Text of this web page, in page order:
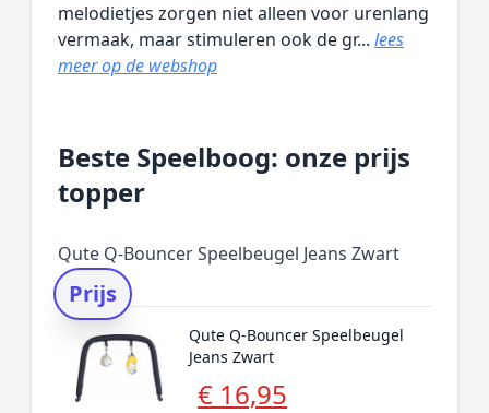
melodietjes zorgen niet alleen voor urenlang
vermaak, maar stimuleren ook de gr... lees
meer op de webshop
Beste Speelboog: onze prijs
topper
Qute Q-Bouncer Speelbeugel Jeans Zwart
Prijs
Qute Q-Bouncer Speelbeugel
Jeans Zwart
€ 16,95